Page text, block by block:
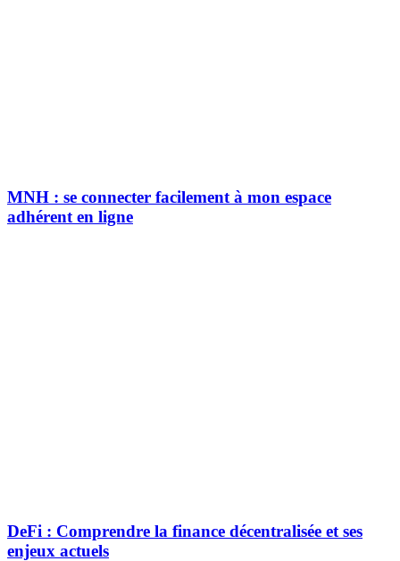
MNH : se connecter facilement à mon espace
adhérent en ligne
DeFi : Comprendre la finance décentralisée et ses
enjeux actuels